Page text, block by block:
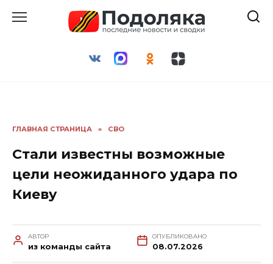
ГЛАВНАЯ СТРАНИЦА » СВО
Стали известны возможные
цели неожиданного удара по
Киеву
АВТОР
из команды сайта
ОПУБЛИКОВАНО
08.07.2026